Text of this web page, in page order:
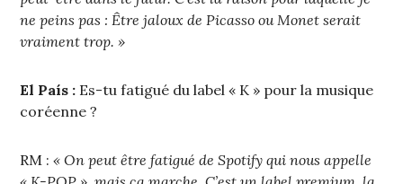
ne peins pas : Être jaloux de Picasso ou Monet serait
vraiment trop. »
El País : Es-tu fatigué du label « K » pour la musique
coréenne ?
RM :« On peut être fatigué de Spotify qui nous appelle